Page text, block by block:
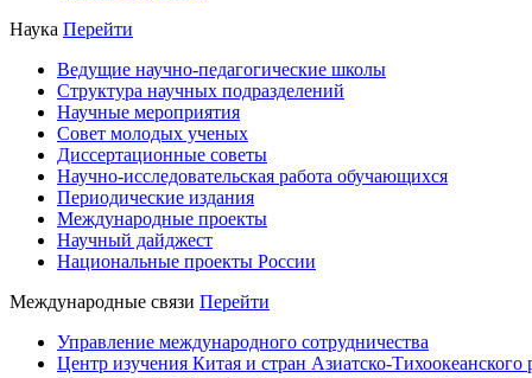
Наука Перейти
Ведущие научно-педагогические школы
Структура научных подразделений
Научные мероприятия
Совет молодых ученых
Диссертационные советы
Научно-исследовательская работа обучающихся
Периодические издания
Международные проекты
Научный дайджест
Национальные проекты России
Международные связи Перейти
Управление международного сотрудничества
Центр изучения Китая и стран Азиатско-Тихоокеанского